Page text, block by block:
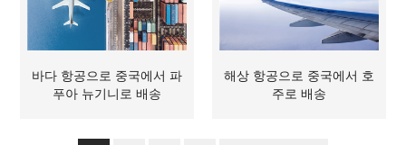
바다 항공으로 중국에서 파
푸아 뉴기니로 배송
해상 항공으로 중국에서 호
주로 배송